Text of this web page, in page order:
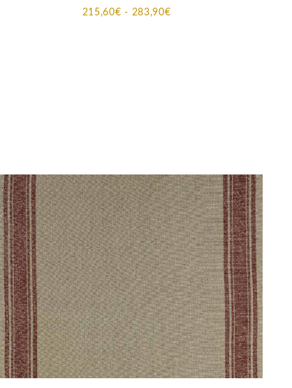
215,60€ - 283,90€Rango